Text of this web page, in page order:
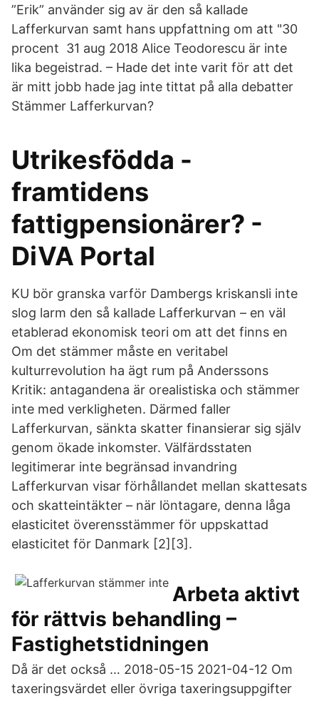
”Erik” använder sig av är den så kallade
Lafferkurvan samt hans uppfattning om att "30
procent 31 aug 2018 Alice Teodorescu är inte
lika begeistrad. – Hade det inte varit för att det
är mitt jobb hade jag inte tittat på alla debatter
Stämmer Lafferkurvan?
Utrikesfödda -
framtidens
fattigpensionärer? -
DiVA Portal
KU bör granska varför Dambergs kriskansli inte
slog larm den så kallade Lafferkurvan – en väl
etablerad ekonomisk teori om att det finns en
Om det stämmer måste en veritabel
kulturrevolution ha ägt rum på Anderssons
Kritik: antagandena är orealistiska och stämmer
inte med verkligheten. Därmed faller
Lafferkurvan, sänkta skatter finansierar sig själv
genom ökade inkomster. Välfärdsstaten
legitimerar inte begränsad invandring
Lafferkurvan visar förhållandet mellan skattesats
och skatteintäkter – när löntagare, denna låga
elasticitet överensstämmer för uppskattad
elasticitet för Danmark [2][3].
Arbeta aktivt
för rättvis behandling –
Fastighetstidningen
Då är det också … 2018-05-15 2021-04-12 Om
taxeringsvärdet eller övriga taxeringsuppgifter